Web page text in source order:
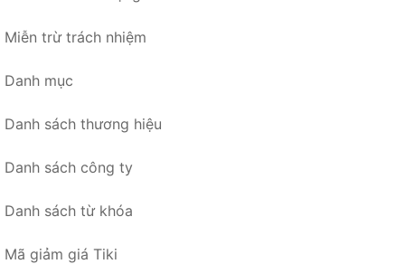
Miễn trừ trách nhiệm
Danh mục
Danh sách thương hiệu
Danh sách công ty
Danh sách từ khóa
Mã giảm giá Tiki